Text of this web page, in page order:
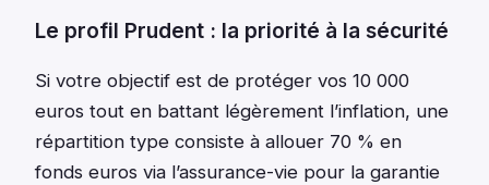
Le profil Prudent : la priorité à la sécurité
Si votre objectif est de protéger vos 10 000
euros tout en battant légèrement l’inflation, une
répartition type consiste à allouer 70 % en
fonds euros via l’assurance-vie pour la garantie